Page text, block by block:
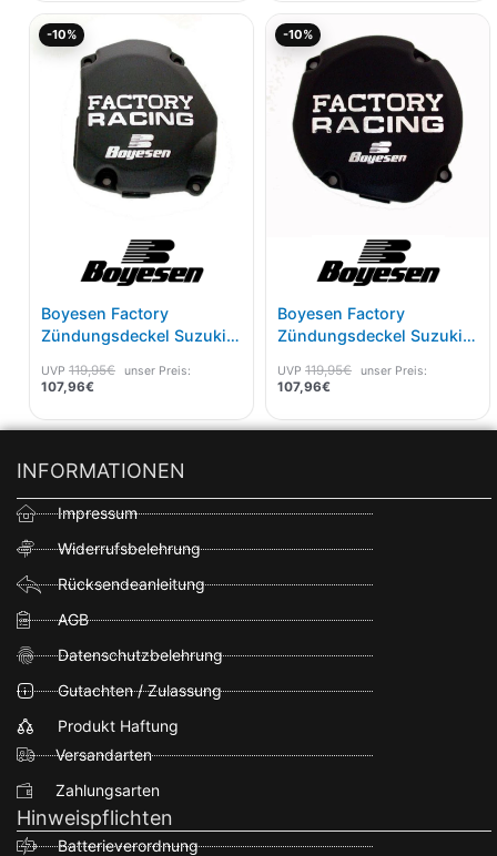
-10%
Boyesen Factory
Zündungsdeckel Suzuki
UVP 119,95€
Preis
war:
unser Preis:
107,96€
Preis
ist:
107,96€.
-10%
Boyesen Factory
Zündungsdeckel Suzuki
UVP 119,95€
Preis
unser Preis:
107,96€
Preis
INFORMATIONEN
Impressum
Widerrufsbelehrung
Rücksendeanleitung
AGB
Datenschutzbelehrung
Gutachten / Zulassung
Produkt Haftung
Versandarten
Zahlungsarten
Hinweispflichten
Batterieverordnung